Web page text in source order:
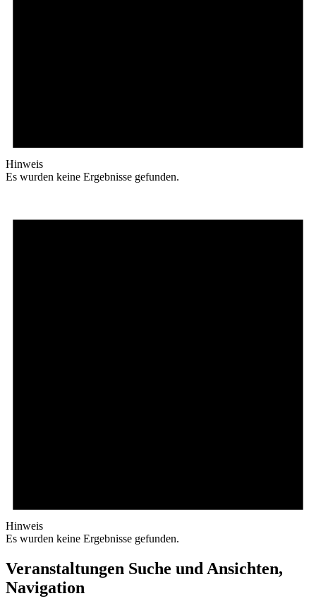
Hinweis
Es wurden keine Ergebnisse gefunden.
Hinweis
Es wurden keine Ergebnisse gefunden.
Veranstaltungen Suche und Ansichten,
Navigation